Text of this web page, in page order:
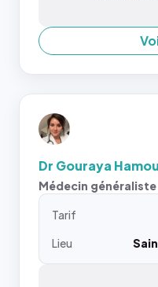
Dr Gouraya
Médecin généraliste
Tarif
Lieu